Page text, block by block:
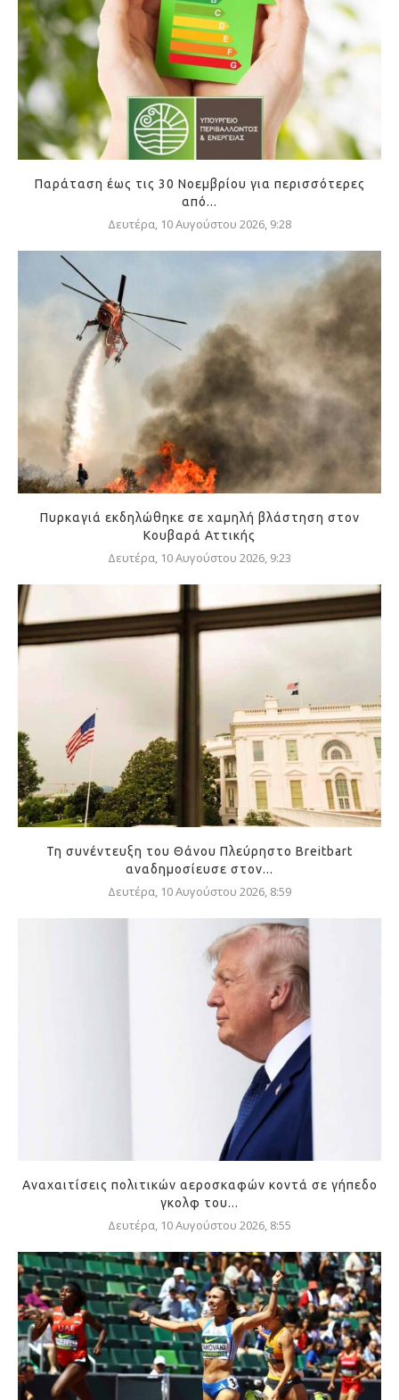
Παράταση έως τις 30 Νοεμβρίου για περισσότερες
από...
Δευτέρα, 10 Αυγούστου 2026, 9:28
Πυρκαγιά εκδηλώθηκε σε χαμηλή βλάστηση στον
Κουβαρά Αττικής
Δευτέρα, 10 Αυγούστου 2026, 9:23
Τη συνέντευξη του Θάνου Πλεύρηστο Breitbart
αναδημοσίευσε στον...
Δευτέρα, 10 Αυγούστου 2026, 8:59
Αναχαιτίσεις πολιτικών αεροσκαφών κοντά σε γήπεδο
γκολφ του...
Δευτέρα, 10 Αυγούστου 2026, 8:55